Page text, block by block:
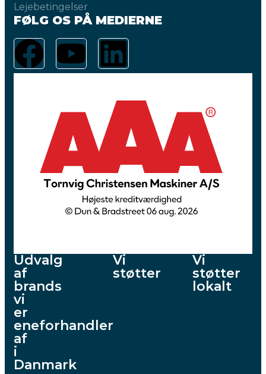
Lejebetingelser
FØLG OS PÅ MEDIERNE
Udvalg
af
brands
vi
er
eneforhandler
af
i
Danmark
Vi
støtter
Vi
støtter
lokalt